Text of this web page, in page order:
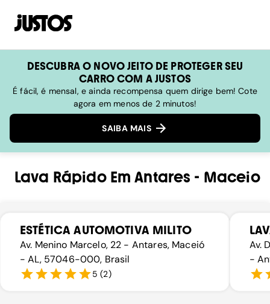
DESCUBRA O NOVO JEITO DE PROTEGER SEU
CARRO COM A JUSTOS
É fácil, é mensal, e ainda recompensa quem dirige bem! Cote
agora em menos de 2 minutos!
SAIBA MAIS
Lava RápidoEmAntares - Maceio
ESTÉTICA AUTOMOTIVA MILITO
Av. Menino Marcelo, 22 - Antares, Maceió
- AL, 57046-000, Brasil
5 (2)
Av.
-